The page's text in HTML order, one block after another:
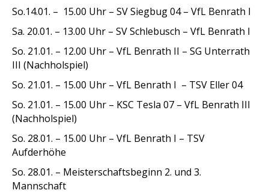
So.14.01. – 15.00 Uhr – SV Siegbug 04 – VfL Benrath I
Sa. 20.01. – 13.00 Uhr – SV Schlebusch – VfL Benrath I
So. 21.01. – 12.00 Uhr – VfL Benrath II – SG Unterrath
III (Nachholspiel)
So. 21.01. – 15.00 Uhr – VfL Benrath I – TSV Eller 04
So. 21.01. – 15.00 Uhr – KSC Tesla 07 – VfL Benrath III
(Nachholspiel)
So. 28.01. – 15.00 Uhr – VfL Benrath I – TSV
Aufderhöhe
So. 28.01. – Meisterschaftsbeginn 2. und 3.
Mannschaft